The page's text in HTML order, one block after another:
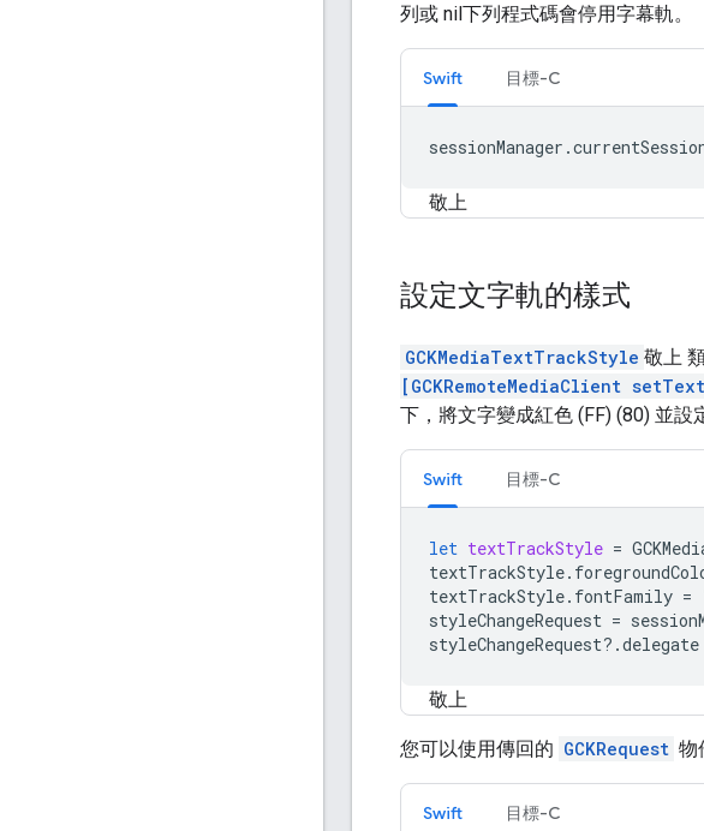
列或 nil下列程式碼會停用字幕軌。
Swift 目標-C
sessionManager .
敬上
設定文字軌的樣式
GCKMediaTextTrackStyle 敬上
[GCKRemoteMediaClient
下，將文字變成紅色 (FF) (80) 並設
Swift 目標-C
let textTrackStyle =
textTrackStyle.
textTrackStyle. fontFamily =
styleChangeRequest =
styleChangeRequest?.delegate
敬上
您可以使用傳回的 GCKRequest 物
Swift 目標-C